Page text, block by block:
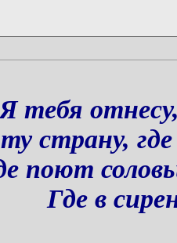
Я тебя
страну,
поют
Где в